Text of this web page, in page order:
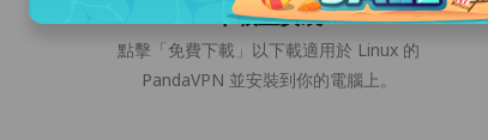
下載並安裝
點擊「免費下載」以下載適用於 Linux 的
PandaVPN 並安裝到你的電腦上。